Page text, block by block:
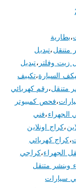
،بطارية
متنقل،تبديل
زيت وفلتر ،تبديل
السيارة،تكييف
متنقل،رقم كهربائي
،فحص كمبيوتر
الجهراء،فني
،كراج اونلاين
،كراج كهربائي
الجهراء،كراجي
وبنشر متنقل
سيارات